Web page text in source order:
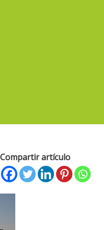
Compartir artículo